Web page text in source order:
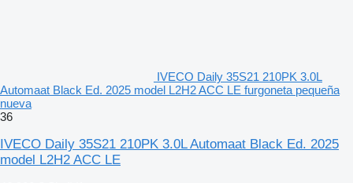
IVECO Daily 35S21 210PK 3.0L
Automaat Black Ed. 2025 model L2H2 ACC LE furgoneta pequeña
nueva
36
IVECO Daily 35S21 210PK 3.0L Automaat Black Ed. 2025
model L2H2 ACC LE